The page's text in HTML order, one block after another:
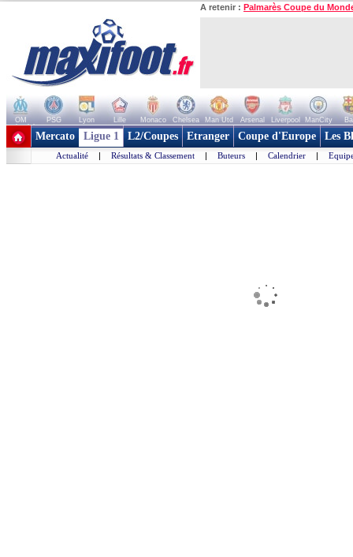
A retenir : Palmarès Coupe du
OM PSG Lyon Lille Monaco Chelsea Man Utd Arsenal Liverpool ManCity
+ de clubs
Mercato Ligue 1 L2/Coupes Etranger Coupe d'Europe Les
Actualité | Résultats & Classement | Buteurs | Calendrier |